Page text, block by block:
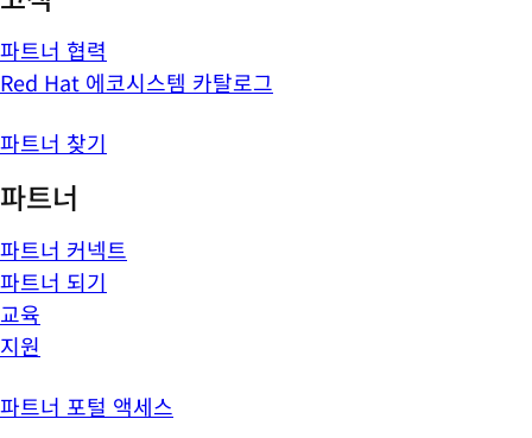
파트너 협력
Red Hat 에코시스템 카탈로그
파트너 찾기
파트너
파트너 커넥트
파트너 되기
교육
지원
파트너 포털 액세스